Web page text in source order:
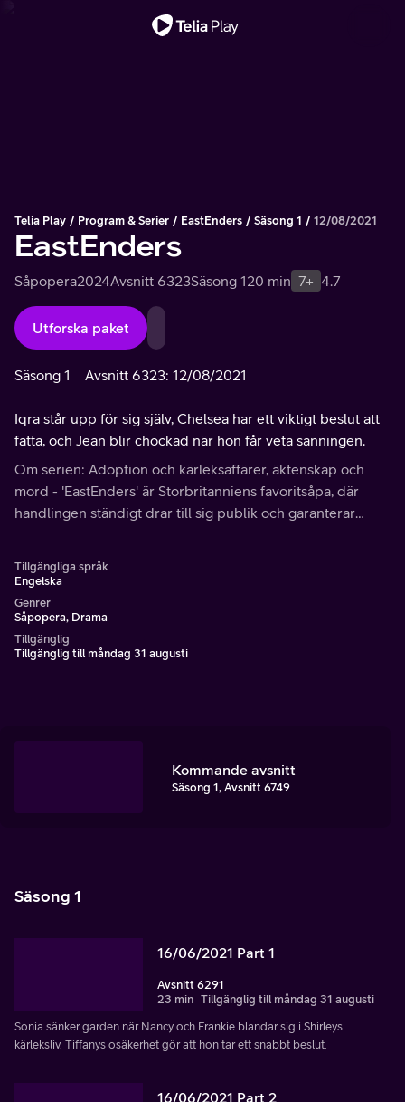
Telia Play Program & Serier EastEnders Säsong 1 12/08/2021
EastEnders
Såpopera2024Avsnitt 6323Säsong 120 min 7+ 4.7
Utforska paket
Säsong 1 Avsnitt 6323: 12/08/2021
Iqra står upp för sig själv, Chelsea har ett viktigt beslut att
fatta, och Jean blir chockad när hon får veta sanningen.
Om serien: Adoption och kärleksaffärer, äktenskap och
mord - 'EastEnders' är Storbritanniens favoritsåpa, där
handlingen ständigt drar till sig publik och garanterar
Tillgängliga språk
Engelska
Genrer
Såpopera, Drama
Tillgänglig
Tillgänglig till måndag 31 augusti
Kommande avsnitt
Säsong 1, Avsnitt 6749
Säsong 1
16/06/2021 Part 1
Avsnitt 6291
23 min Tillgänglig till måndag 31 augusti
Sonia sänker garden när Nancy och Frankie blandar sig i Shirleys
kärleksliv. Tiffanys osäkerhet gör att hon tar ett snabbt beslut.
16/06/2021 Part 2